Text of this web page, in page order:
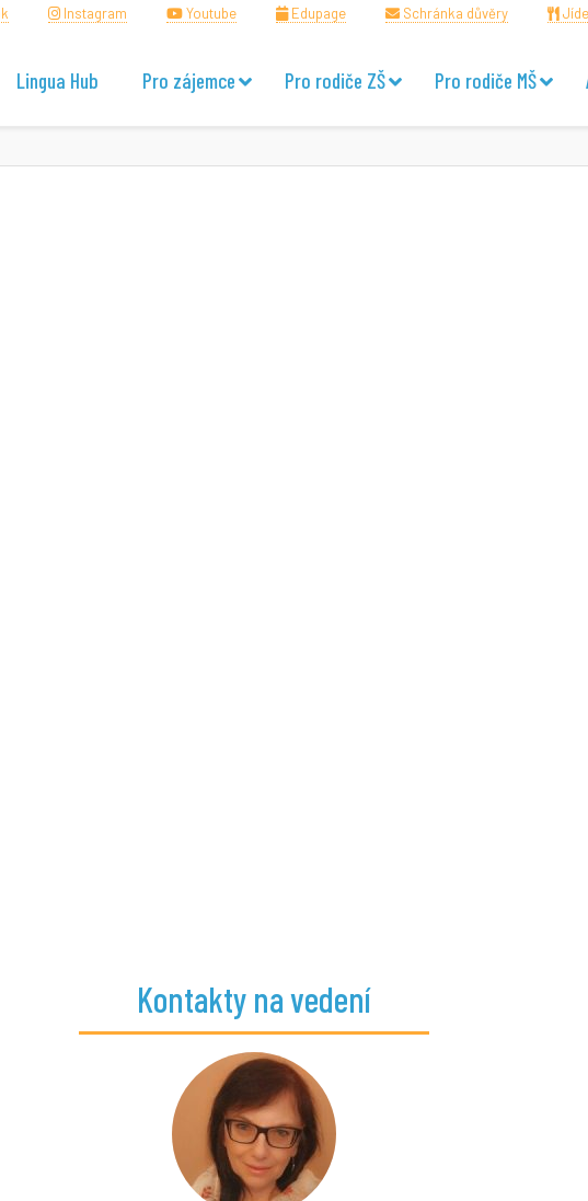
Instagram Youtube Edupage Schránka důvěry
Lingua Hub Pro zájemce Pro rodiče ZŠ Pro rodiče MŠ
Kontakty na vedení